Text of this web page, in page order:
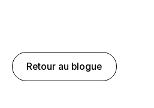
Retour au blogue